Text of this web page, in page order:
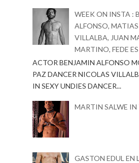
WEEK ON INSTA :
ALFONSO,
VILLALBA, JUAN
MARTINO, FEDE
ACTOR BENJAMIN ALFONSO
PAZ DANCER NICOLAS
IN SEXY UNDIES DANCER...
MARTIN SALWE IN
GASTON EDUL EN